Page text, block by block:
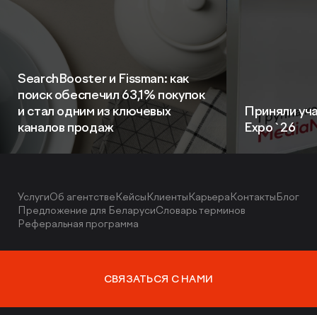
SearchBooster и Fissman: как
поиск обеспечил 63,1% покупок
и стал одним из ключевых
каналов продаж
Приняли
Expo`26
УслугиОб агентствеКейсыКлиентыКарьераКонтактыБлог
Предложение для БеларусиСловарь терминов
Реферальная программа
СВЯЗАТЬСЯ С НАМИ